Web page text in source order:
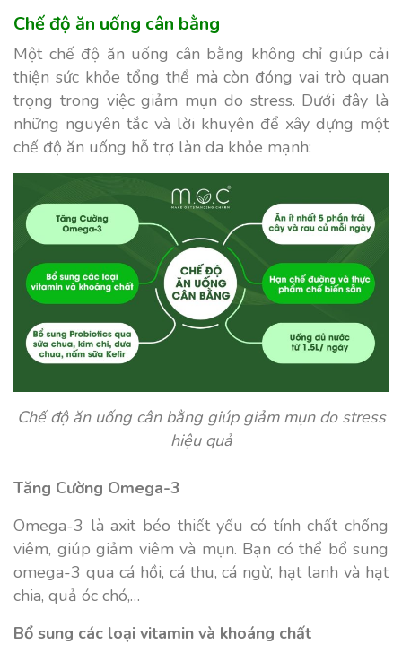
Chế độ ăn uống cân bằng
Một chế độ ăn uống cân bằng không chỉ giúp cải
thiện sức khỏe tổng thể mà còn đóng vai trò quan
trọng trong việc giảm mụn do stress. Dưới đây là
những nguyên tắc và lời khuyên để xây dựng một
chế độ ăn uống hỗ trợ làn da khỏe mạnh:
Chế độ ăn uống cân bằng giúp giảm mụn do stress
hiệu quả
Tăng Cường Omega-3
Omega-3 là axit béo thiết yếu có tính chất chống
viêm, giúp giảm viêm và mụn. Bạn có thể bổ sung
omega-3 qua cá hồi, cá thu, cá ngừ, hạt lanh và hạt
chia, quả óc chó,…
Bổ sung các loại vitamin và khoáng chất